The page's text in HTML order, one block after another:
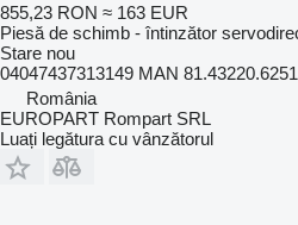
855,23 RON ≈ 163 EUR
Piesă de schimb - întinzător
Stare nou
04047437313149 MAN
România
EUROPART Rompart SRL
Luați legătura cu vânzătorul